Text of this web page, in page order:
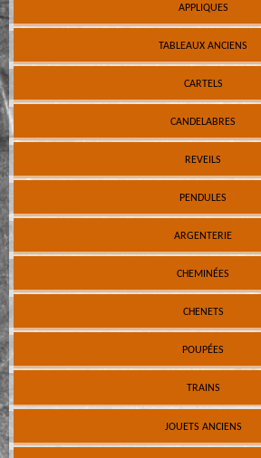
APPLIQUES
TABLEAUX ANCIENS
CARTELS
CANDELABRES
REVEILS
PENDULES
ARGENTERIE
CHEMINÉES
CHENETS
POUPÉES
TRAINS
JOUETS ANCIENS